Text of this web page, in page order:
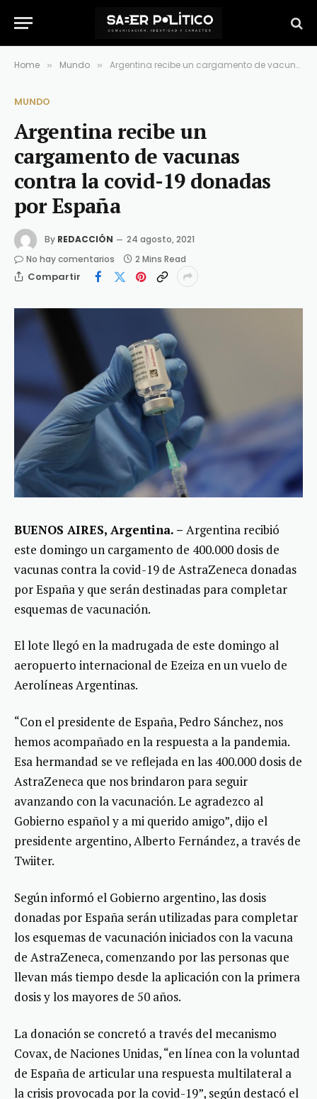
Home » Mundo » Argentina recibe un cargamento de vacunas contra la covid-19 donadas por España
MUNDO
Argentina recibe un
cargamento de vacunas
contra la covid-19 donadas
por España
By REDACCIÓN
24 agosto, 2021
No hay comentarios
2 Mins Read
Compartir
BUENOS AIRES, Argentina. – Argentina recibió
este domingo un cargamento de 400.000 dosis de
vacunas contra la covid-19 de AstraZeneca donadas
por España y que serán destinadas para completar
esquemas de vacunación.
El lote llegó en la madrugada de este domingo al
aeropuerto internacional de Ezeiza en un vuelo de
Aerolíneas Argentinas.
“Con el presidente de España, Pedro Sánchez, nos
hemos acompañado en la respuesta a la pandemia.
Esa hermandad se ve reflejada en las 400.000 dosis de
AstraZeneca que nos brindaron para seguir
avanzando con la vacunación. Le agradezco al
Gobierno español y a mi querido amigo”, dijo el
presidente argentino, Alberto Fernández, a través de
Twiiter.
Según informó el Gobierno argentino, las dosis
donadas por España serán utilizadas para completar
los esquemas de vacunación iniciados con la vacuna
de AstraZeneca, comenzando por las personas que
llevan más tiempo desde la aplicación con la primera
dosis y los mayores de 50 años.
La donación se concretó a través del mecanismo
Covax, de Naciones Unidas, “en línea con la voluntad
de España de articular una respuesta multilateral a
la crisis provocada por la covid-19”, según destacó el